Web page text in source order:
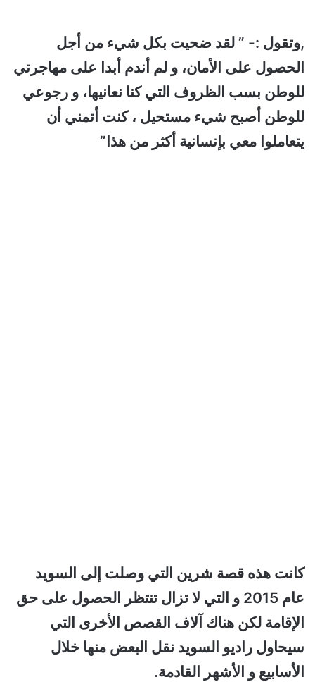
,وتقول :- ” لقد ضحيت بكل شيء من أجل
الحصول على الأمان، و لم أندم أبدا على مهاجرتي
للوطن بسب الظروف التي كنا نعانيها، و رجوعي
للوطن أصبح شيء مستحيل ، كنت أتمني أن
يتعاملوا معي بإنسانية أكثر من هذا”
كانت هذه قصة شرين التي وصلت إلى السويد
عام 2015 و التي لا تزال تنتظر الحصول على حق
الإقامة لكن هناك آلاف القصص الأخرى التي
سيحاول راديو السويد نقل البعض منها خلال
الأسابيع و الأشهر القادمة.